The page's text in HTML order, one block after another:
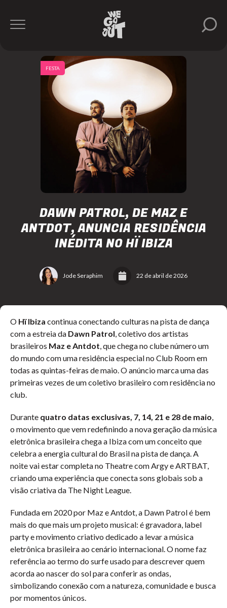
DAWN PATROL, DE MAZ E
ANTDOT, ANUNCIA RESIDÊNCIA
INÉDITA NO HÏ IBIZA
Jode Seraphim 22 de abril de 2026
FESTA
O Hï Ibiza continuaconectando culturas na pista de dança
com a estreia da Dawn Patrol, coletivo dos artistas
brasileiros Maz e Antdot, que chega no clube número um
do mundo com uma residência especial no Club Room em
todas as quintas-feiras de maio. O anúncio marca uma das
primeiras vezes de um coletivo brasileiro com residência no
club.
Durante quatro datas exclusivas, 7, 14, 21 e 28 de maio,
o movimento que vem redefinindo a nova geração da música
eletrônica brasileira chega a Ibiza com um conceito que
celebra a energia cultural do Brasil na pista de dança. A
noite vai estar completa no Theatre com Argy e ARTBAT,
criando uma experiência que conecta sons globais sob a
visão criativa da The Night League.
Fundada em 2020 por Maz e Antdot, a Dawn Patrol é bem
mais do que mais um projeto musical: é gravadora, label
party e movimento criativo dedicado a levar a música
eletrônica brasileira ao cenário internacional. O nome faz
referência ao termo do surfe usado para descrever quem
acorda ao nascer do sol para conferir as ondas,
simbolizando conexão com a natureza, comunidade e busca
por momentos únicos.